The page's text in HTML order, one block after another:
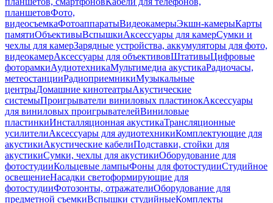
планшетовФото,
видеосъемкаФотоаппаратыВидеокамерыЭкшн-камерыКарты
памятиОбъективыВспышкиАксессуары для камерСумки и
чехлы для камерЗарядные устройства, аккумуляторы для фото,
видеокамерАксессуары для объективовШтативыЦифровые
фоторамкиАудиотехникаМультимедиа акустикаРадиочасы,
метеостанцииРадиоприемникиМузыкальные
центрыДомашние кинотеатрыАкустические
системыПроигрыватели виниловых пластинокАксессуары
для виниловых проигрывателейВиниловые
пластинкиИнсталляционная акустикаТрансляционные
усилителиАксессуары для аудиотехникиКомплектующие для
акустикиАкустические кабелиПодставки, стойки для
акустикиСумки, чехлы для акустикиОборудование для
фотостудииКольцевые лампыФоны для фотостудииСтудийное
освещениеНасадки светоформирующие для
фотостудииФотозонты, отражателиОборудование для
предметной съемкиВспышки студийныеКомплекты